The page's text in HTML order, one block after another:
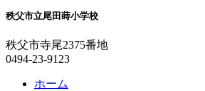
秩父市立尾田蒔小学校
秩父市寺尾2375番地
0494-23-9123
ホーム